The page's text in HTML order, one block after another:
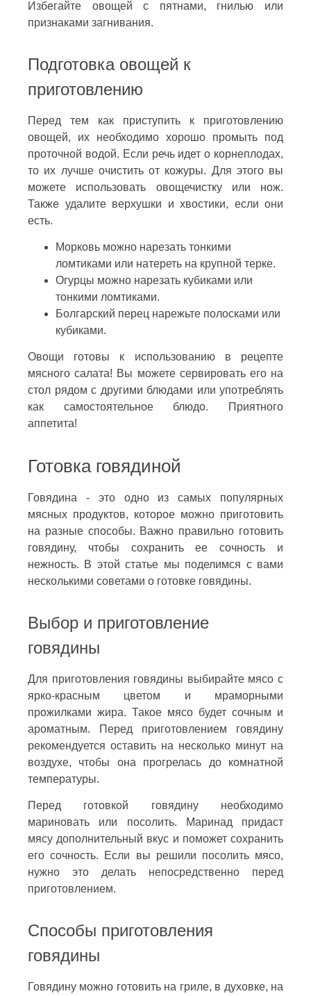
Избегайте овощей с пятнами, гнилью или
признаками загнивания.
Подготовка овощей к
приготовлению
Перед тем как приступить к приготовлению
овощей, их необходимо хорошо промыть под
проточной водой. Если речь идет о корнеплодах,
то их лучше очистить от кожуры. Для этого вы
можете использовать овощечистку или нож.
Также удалите верхушки и хвостики, если они
есть.
Морковь можно нарезать тонкими
ломтиками или натереть на крупной терке.
Огурцы можно нарезать кубиками или
тонкими ломтиками.
Болгарский перец нарежьте полосками или
кубиками.
Овощи готовы к использованию в рецепте
мясного салата! Вы можете сервировать его на
стол рядом с другими блюдами или употреблять
как самостоятельное блюдо. Приятного
аппетита!
Готовка говядиной
Говядина - это одно из самых популярных
мясных продуктов, которое можно приготовить
на разные способы. Важно правильно готовить
говядину, чтобы сохранить ее сочность и
нежность. В этой статье мы поделимся с вами
несколькими советами о готовке говядины.
Выбор и приготовление
говядины
Для приготовления говядины выбирайте мясо с
ярко-красным цветом и мраморными
прожилками жира. Такое мясо будет сочным и
ароматным. Перед приготовлением говядину
рекомендуется оставить на несколько минут на
воздухе, чтобы она прогрелась до комнатной
температуры.
Перед готовкой говядину необходимо
мариновать или посолить. Маринад придаст
мясу дополнительный вкус и поможет сохранить
его сочность. Если вы решили посолить мясо,
нужно это делать непосредственно перед
приготовлением.
Способы приготовления
говядины
Говядину можно готовить на гриле, в духовке, на